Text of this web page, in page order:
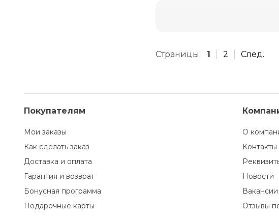
Страницы: 1 2 След.
Покупателям
Мои заказы
Как сделать заказ
Доставка и оплата
Гарантия и возврат
Бонусная программа
Подарочные карты
О
Контакты
Новости
Вакансии
Отзывы